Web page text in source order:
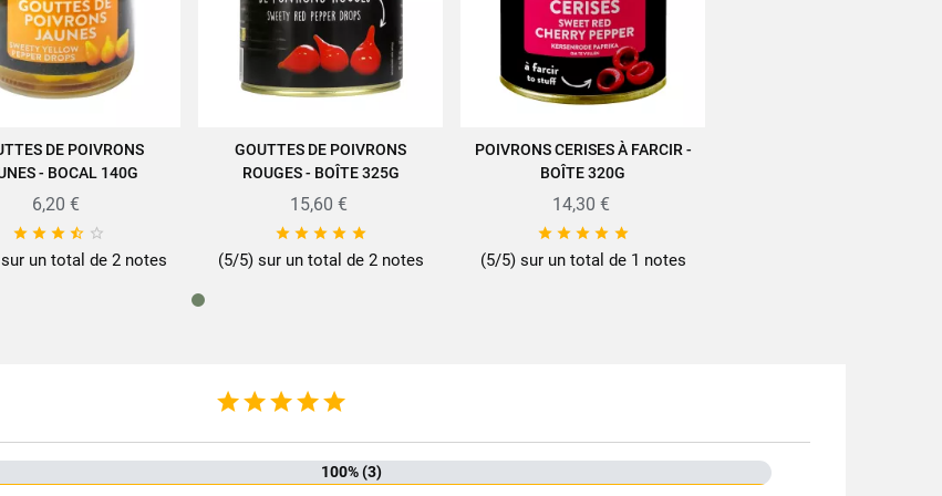
des produits SABAROT sur www.sabarot.com/actualites-et-recettes/actus-recettes/recettes/
Fiche technique
AJOUTER AU PANIER
DE POIVRONS
- BOCAL 140G
6,20 €
    
un total de 2 notes
AJOUTER AU PANIER
GOUTTES DE POIVRONS
ROUGES - BOÎTE 325G
15,60 €
    
(5/5) sur un total de 2 notes
AJOUTER AU PANIER
POIVRONS CERISES À FARCIR -
BOÎTE 320G
14,30 €
    
(5/5) sur un total de 1 notes
100% (3)